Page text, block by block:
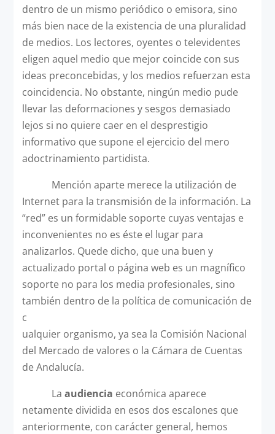
dentro de un mismo periódico o emisora, sino
más bien nace de la existencia de una pluralidad
de medios. Los lectores, oyentes o televidentes
eligen aquel medio que mejor coincide con sus
ideas preconcebidas, y los medios refuerzan esta
coincidencia. No obstante, ningún medio pude
llevar las deformaciones y sesgos demasiado
lejos si no quiere caer en el desprestigio
informativo que supone el ejercicio del mero
adoctrinamiento partidista.
Mención aparte merece la utilización de
Internet para la transmisión de la información. La
“red” es un formidable soporte cuyas ventajas e
inconvenientes no es éste el lugar para
analizarlos. Quede dicho, que una buen y
actualizado portal o página web es un magnífico
soporte no para los media profesionales, sino
también dentro de la política de comunicación de
c
ualquier organismo, ya sea la Comisión Nacional
del Mercado de valores o la Cámara de Cuentas
de Andalucía.
La audiencia económica aparece
netamente dividida en esos dos escalones que
anteriormente, con carácter general, hemos